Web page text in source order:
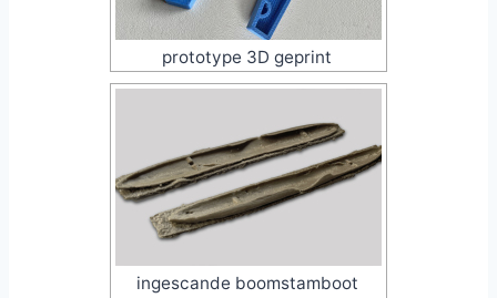
prototype 3D geprint
ingescande boomstamboot